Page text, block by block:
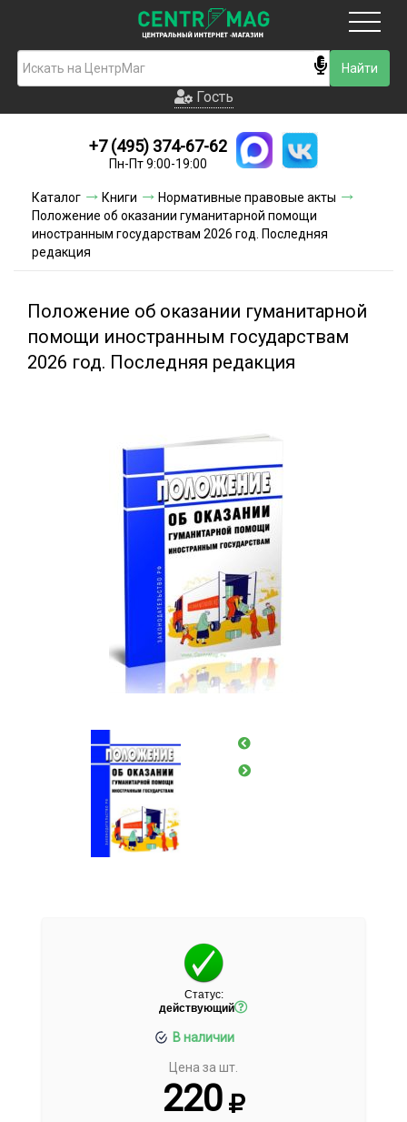
Гость
Новинки
Условия доставки
Условия оплаты
Акции и скидки
Гость
+7 (495) 374-67-62
Пн-Пт 9:00-19:00
Каталог Книги
Нормативные правовые акты
Положение об оказании гуманитарной помощи
иностранным государствам 2026 год. Последняя
редакция
Положение об оказании гуманитарной
помощи иностранным государствам
2026 год. Последняя редакция
Статус:
действующий
В наличии
Цена за шт.
220